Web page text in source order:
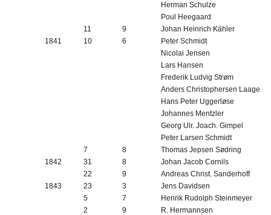
Herman Schulze
Poul Heegaard
11
9
Johan Heinrich Kähler
1841
10 6
Peter Schmidt
Nicolai Jensen
Lars Hansen
Frederik Ludvig Strøm
Anders Christophersen Laage
Hans Peter Uggerløse
Johannes Mentz ler
Georg Ulr. Joach. Gimpel
Peter Larsen Schmidt
7
8
Thomas Jepsen Sødring
1842
31 8
Johan Jacob Cornils
22
9
Andreas Christ. Sanderhoff
1843
23 3
Jens Davidsen
5
7
Henrik Rudolph Steinmeyer
2
9
R. Hermannsen